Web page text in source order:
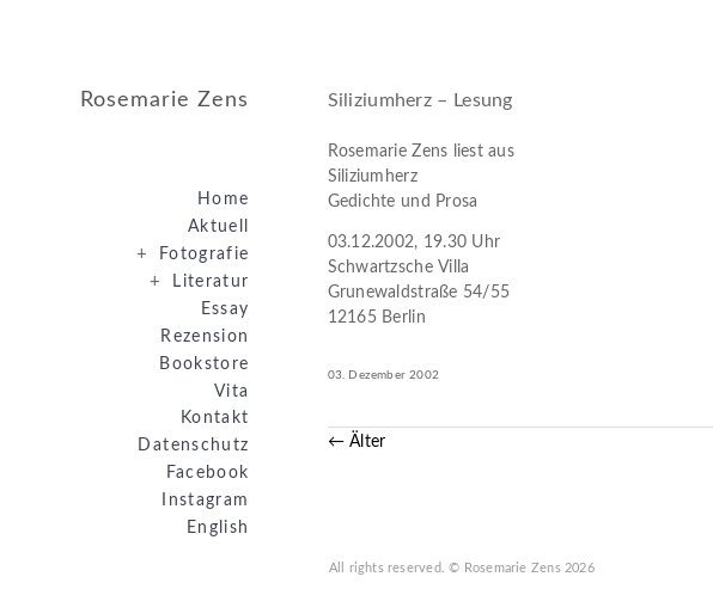
Rosemarie Zens
Home
Aktuell
+ Fotografie
+
Literatur
Essay
Rezension
Bookstore
Vita
Kontakt
Datenschutz
Facebook
Instagram
English
Siliziumherz – Lesung
Rosemarie Zens liest aus
Siliziumherz
Gedichte und Prosa
03.12.2002, 19.30 Uhr
Schwartzsche Villa
Grunewaldstraße 54/55
12165 Berlin
03. Dezember 2002
← Älter
All rights reserved.© Rosemarie Zens2026